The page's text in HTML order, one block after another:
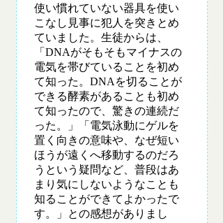
使い慣れていない器具を使い
こなし見事に犯人を突きとめ
ていました。生徒からは、
「DNAがそもそもマイナスの
電気を帯びていることを初め
て知った。DNAを切ることが
できる酵素があることも初め
て知ったので、驚きの連続だ
った。」「電気泳動にゲルを
置く向きの意味や、なぜ短い
ほうが遠くへ移動するのだろ
うという疑問など、普段はあ
まり気にしないようなことも
知ることができてよかったで
す。」との感想がありまし